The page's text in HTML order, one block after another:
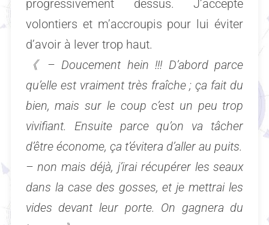
progressivement dessus. J’accepte
volontiers et m’accroupis pour lui éviter
d’avoir à lever trop haut.
《 – Doucement hein !!! D’abord parce
qu’elle est vraiment très fraîche ; ça fait du
bien, maissur le coupc’est un peu trop
vivifiant. Ensuite parce qu’on va tâcher
d’être économe, ça t’évitera d’aller au puits.
– non mais déjà, j’irai récupérer les seaux
dans la case des gosses, et je mettrai les
vides devant leur porte. On gagnera du